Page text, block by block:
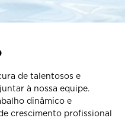
de talentosos e
à nossa equipe.
dinâmico e
crescimento profissional